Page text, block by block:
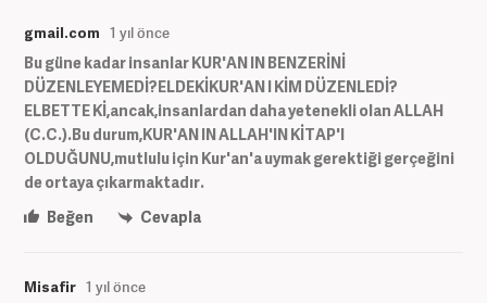
gmail.com 1 yıl önce
Bu güne kadar insanlar KUR'AN IN BENZERİNİ
DÜZENLEYEMEDİ?ELDEKİKUR'AN I KİM DÜZENLEDİ?
ELBETTE Kİ,ancak,insanlardan daha yetenekli olan ALLAH
(C.C.).Bu durum,KUR'AN IN ALLAH'IN KİTAP'I
OLDUĞUNU,mutlulu için Kur'an'a uymak gerektiği gerçeğini
de ortaya çıkarmaktadır.
Beğen
Cevapla
Misafir 1 yıl önce